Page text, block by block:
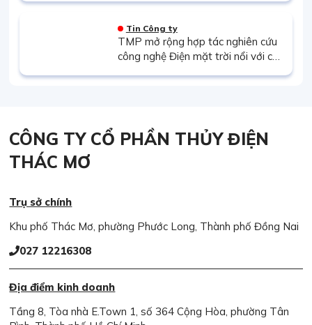
Tin Công ty
TMP mở rộng hợp tác nghiên cứu
công nghệ Điện mặt trời nổi với các
CÔNG TY CỔ PHẦN THỦY ĐIỆN
THÁC MƠ
Trụ sở chính
Khu phố Thác Mơ, phường Phước Long, Thành phố Đồng Nai
027 12216308
Địa điểm kinh doanh
Tầng 8, Tòa nhà E.Town 1, số 364 Cộng Hòa, phường Tân